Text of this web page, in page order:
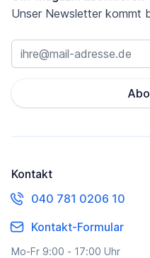
Unser Newsletter kommt
Kontakt
040 781 0206 10
Kontakt-Formular
Mo-Fr 9:00 - 17:00 Uhr